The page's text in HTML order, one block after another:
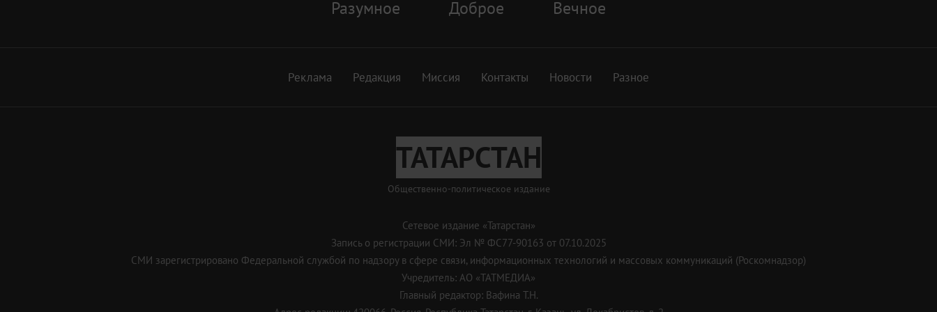
Разумное Доброе Вечное
Реклама Редакция Миссия Контакты Новости Разное
ТАТАРСТАН
Общественно-политическое издание
Сетевое издание «Татарстан»
Запись о регистрации СМИ: Эл № ФС77-90163 от 07.10.2025
СМИ зарегистрировано Федеральной службой по надзору в сфере связи, информационных технологий и массовых коммуникаций (Роскомнадзор)
Учредитель: АО «ТАТМЕДИА»
Главный редактор: Вафина Т.Н.